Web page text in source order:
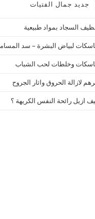
جديد جمال الفتيات
السجاد بمواد طبيعية
لبياض البشرة – سد
وخلطات لحب الشباب
لازالة الحروق واثار الجروح
ازيل رائحة النفس الكريهة ؟